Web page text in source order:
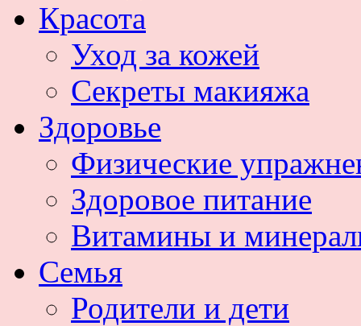
Красота
Уход за кожей
Секреты макияжа
Здоровье
Физические
Здоровое питание
Витамины и
Семья
Родители и дети